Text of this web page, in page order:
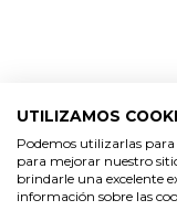
UTILIZAMOS
Podemos utilizarlas para
para mejorar nuestro
brindarle una excelente
información sobre las